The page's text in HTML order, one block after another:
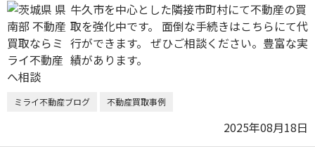
牛久市を中心とした隣接市町村にて不動産の買
取を強化中です。 面倒な手続きはこちらにて代
行ができます。 ぜひご相談ください。豊富な実
績があります。
ミライ不動産ブログ 不動産買取事例
2025年08月18日